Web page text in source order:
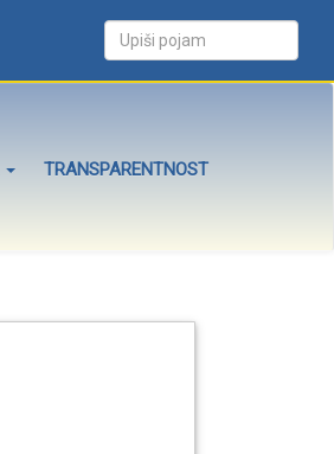
TRANSPARENTNOST